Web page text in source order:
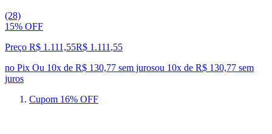
(28)
15% OFF
Preço R$ 1.111,55R$ 1.111 ,55
no Pix Ou 10x de R$ 130,77 sem jurosou 10x de R$ 130,77 sem
juros
Cupom 16% OFF